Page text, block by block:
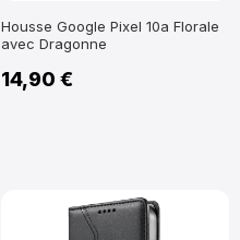
Housse Google Pixel 10a Florale
avec Dragonne
14,90 €